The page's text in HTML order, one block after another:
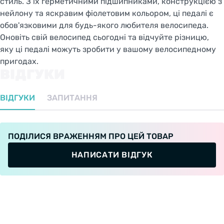
нейлону та яскравим фіолетовим кольором, ці педалі є
обов'язковими для будь-якого любителя велосипеда.
Оновіть свій велосипед сьогодні та відчуйте різницю,
яку ці педалі можуть зробити у вашому велосипедному
пригодах.
ВІДГУКИ ЗАПИТАННЯ
ПОДІЛИСЯ ВРАЖЕННЯМ ПРО ЦЕЙ ТОВАР
НАПИСАТИ ВІДГУК